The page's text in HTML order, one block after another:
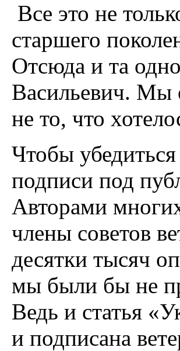
Все это не
старшего
Отсюда и та
Васильевич. Мы
не то, что
Чтобы
подписи под
Авторами
члены советов
десятки тысяч
мы были бы не
Ведь и статья
и подписана